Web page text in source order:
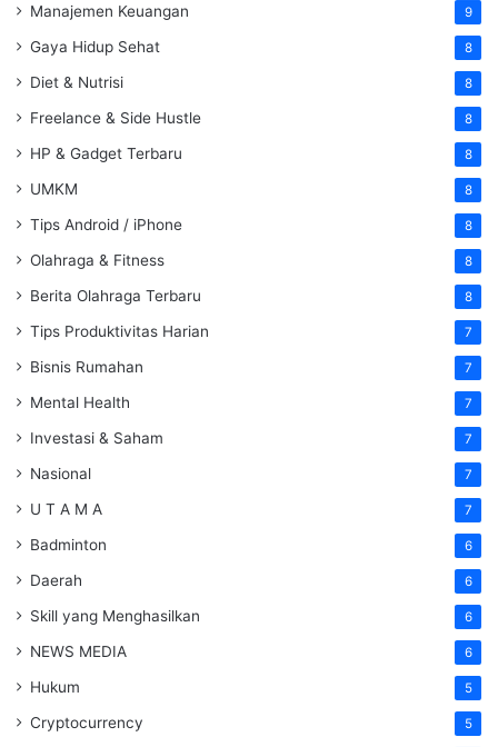
Manajemen Keuangan 9
Gaya Hidup Sehat 8
Diet & Nutrisi 8
Freelance & Side Hustle 8
HP & Gadget Terbaru 8
UMKM 8
Tips Android / iPhone 8
Olahraga & Fitness 8
Berita Olahraga Terbaru 8
Tips Produktivitas Harian 7
Bisnis Rumahan 7
Mental Health 7
Investasi & Saham 7
Nasional 7
U T A M A 7
Badminton 6
Daerah 6
Skill yang Menghasilkan 6
NEWS MEDIA 6
Hukum 5
Cryptocurrency 5